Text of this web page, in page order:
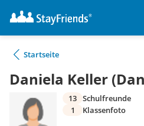
Startseite
Daniela Keller
13 Schulfreunde
1
Klassenfoto